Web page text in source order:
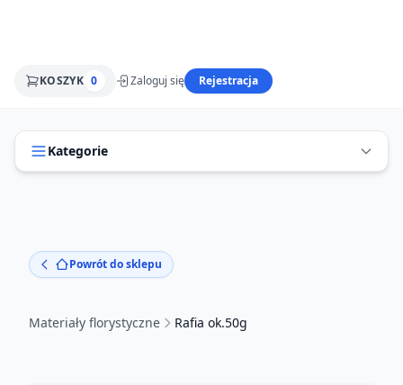
KOSZYK 0 Zaloguj się Rejestracja
Kategorie
Powrót do sklepu
Materiały florystyczne Rafia ok.50g